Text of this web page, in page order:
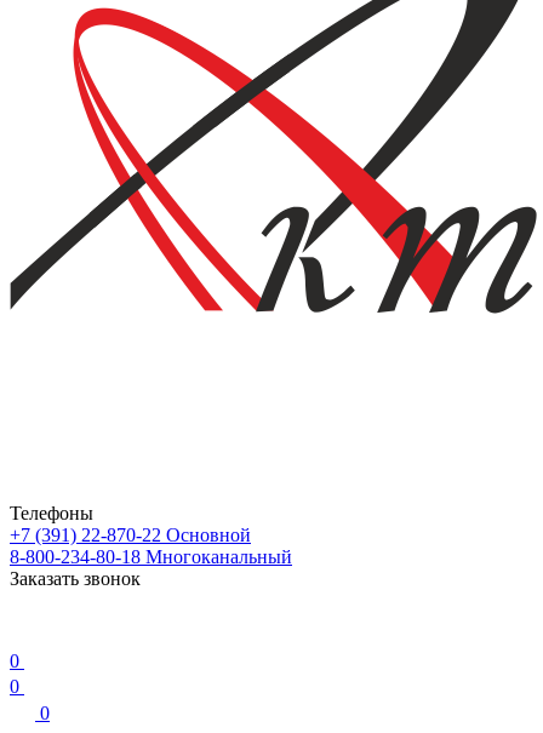
Телефоны
+7 (391) 22-870-22 Основной
8-800-234-80-18 Многоканальный
Заказать звонок
0
0
0